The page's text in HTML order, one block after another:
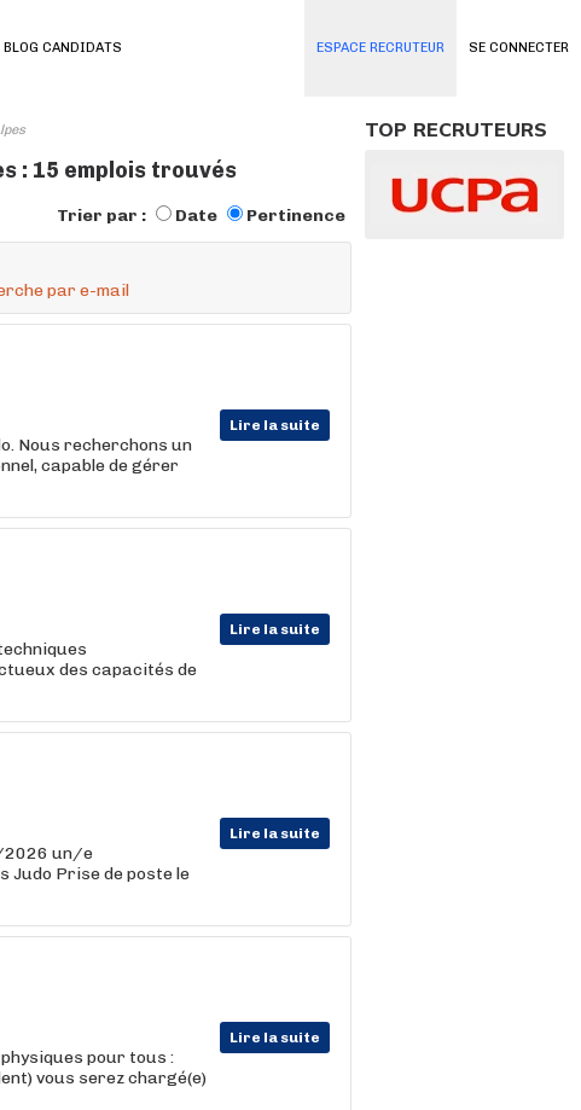
SE CONNECTER
BLOG CANDIDATS ESPACE RECRUTEUR
: 15 emplois trouvés
Trier par : Date Pertinence
par e-mail
Lire la suite
Nous recherchons un
capable de gérer
Lire la suite
des capacités de
Lire la suite
2026 un/e
Prise de poste le
Lire la suite
pour tous :
vous serez chargé(e)
TOP RECRUTEURS